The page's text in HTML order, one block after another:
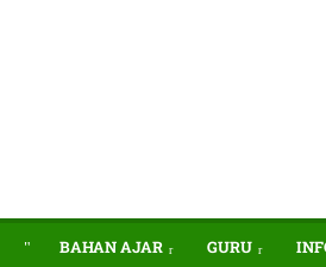
BAHAN AJAR GURU